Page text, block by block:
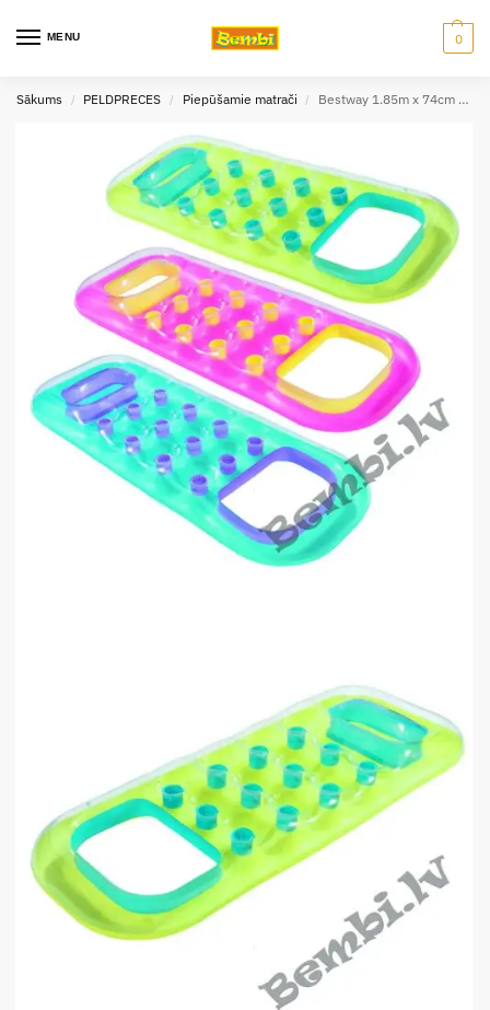
MENU 0
Sākums / PELDPRECES / Piepūšamie matrači / Bestway 1.85m x 74cm Open Pool peldmatracis